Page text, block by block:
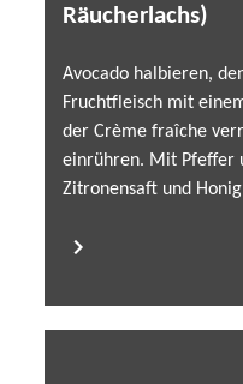
Räucherlachs)
Avocado halbieren,
Fruchtfleisch mit
der Crème fraîche
einrühren. Mit Pfeffer
Zitronensaft und